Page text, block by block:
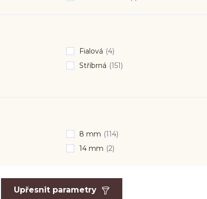
Upřesnit parametry
Fialová (4)
Stříbrná (151)
8 mm (114)
14 mm (2)